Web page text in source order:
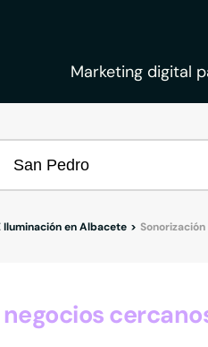
Marketing digital
Iluminación en Albacete